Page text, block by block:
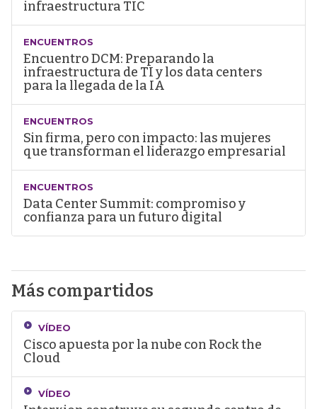
infraestructura TIC
ENCUENTROS
Encuentro DCM: Preparando la
infraestructura de TI y los data centers
para la llegada de la IA
ENCUENTROS
Sin firma, pero con impacto: las mujeres
que transforman el liderazgo empresarial
ENCUENTROS
Data Center Summit: compromiso y
confianza para un futuro digital
Más compartidos
VÍDEO
Cisco apuesta por la nube con Rock the
Cloud
VÍDEO